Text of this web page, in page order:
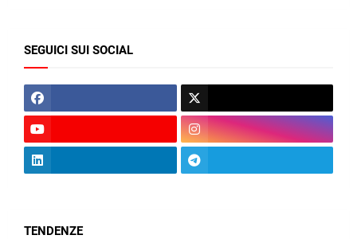
SEGUICI SUI SOCIAL
TENDENZE